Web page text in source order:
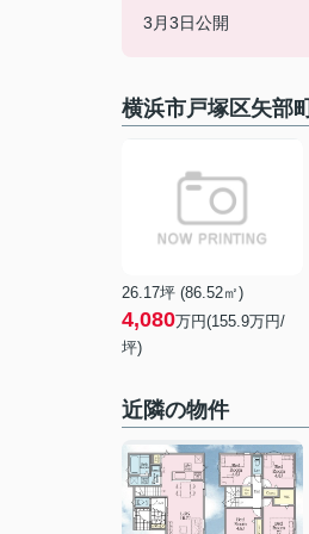
3月3日公開
横浜市戸塚区矢部
26.17坪 (86.52㎡)
4,080万円(155.9万円/
坪)
近隣の物件